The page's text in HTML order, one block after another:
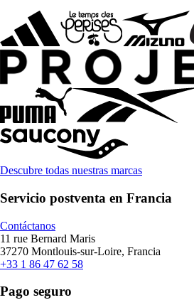
Descubre todas nuestras marcas
Servicio postventa en Francia
Contáctanos
11 rue Bernard Maris
37270 Montlouis-sur-Loire, Francia
+33 1 86 47 62 58
Pago seguro